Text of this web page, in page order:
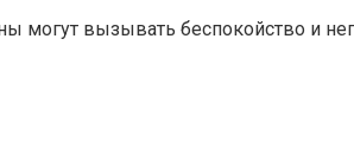
могут вызывать беспокойство и